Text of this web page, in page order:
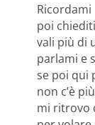
Ricordami
poi
vali più di
parlami e
se poi qui
non c’è
mi ritrovo